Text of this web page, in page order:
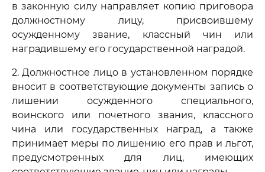
в законную силу направляет копию приговора
должностному лицу, присвоившему
осужденному звание, классный чин или
наградившему его государственной наградой.
2. Должностное лицо в установленном порядке
вносит в соответствующие документы запись о
лишении осужденного специального,
воинского или почетного звания, классного
чина или государственных наград, а также
принимает меры по лишению его прав и льгот,
предусмотренных для лиц, имеющих